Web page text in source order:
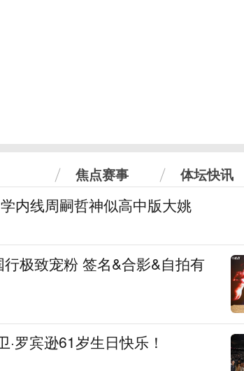
焦点赛事 体坛快讯
内线周嗣哲神似高中版大姚
极致宠粉 签名&合影&自拍有
·罗宾逊61岁生日快乐！